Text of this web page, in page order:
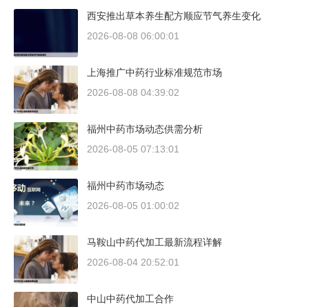
西安推出草本养生配方顺应节气养生变化
2026-08-08 06:00:01
上海推广中药行业标准规范市场
2026-08-08 04:39:02
福州中药市场动态供需分析
2026-08-05 07:13:01
福州中药市场动态
2026-08-05 01:00:02
马鞍山中药代加工最新流程详解
2026-08-04 20:52:01
中山中药代加工合作